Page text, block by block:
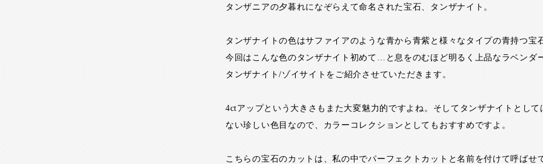
タンザニアの夕暮れになぞらえて命名された宝石、タンザナイト。
タンザナイトの色はサファイアのような青から青紫と様々なタイプの青持つ宝
今回はこんな色のタンザナイト初めて…と息をのむほど明るく上品なラベンダ
タンザナイト/ゾイサイトをご紹介させていただきます。
4ctアップという大きさもまた大変魅力的ですよね。そしてタンザナイトとして
ない珍しい色目なので、カラーコレクションとしてもおすすめですよ。
こちらの宝石のカットは、私の中でパーフェクトカットと名前を付けて呼ばせ